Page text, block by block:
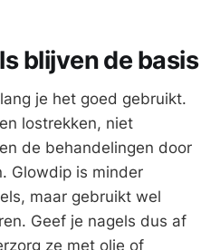
blijven de basis
je het goed gebruikt.
lostrekken, niet
de behandelingen door
Glowdip is minder
maar gebruikt wel
Geef je nagels dus af
ze met olie of